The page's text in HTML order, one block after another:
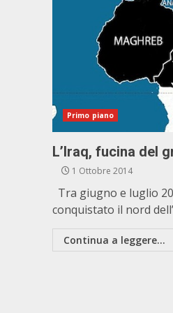
Primo piano
L’Iraq, fucina del
1 Ottobre 2014
Tra giugno e luglio
conquistato il nord
Continua a leggere...